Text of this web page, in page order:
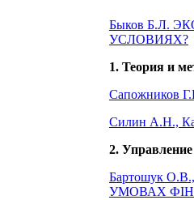
Быков Б.Л.
УСЛОВИЯХ?
1. Теория и
Сапожников
Силин А.Н.,
2.
Бартошук
УМОВАХ